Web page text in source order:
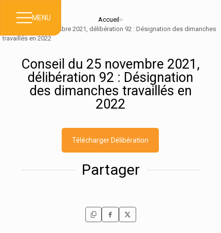
MENU Accueil >
Conseil du 25 novembre 2021, délibération 92 : Désignation des dimanches
travaillés en 2022
Conseil du 25 novembre 2021,
délibération 92 : Désignation
des dimanches travaillés en
2022
Télécharger Délibération
Partager